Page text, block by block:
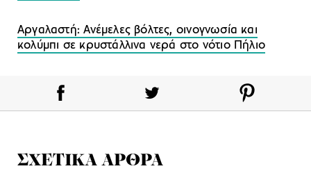
Αργαλαστή: Ανέμελες βόλτες, οινογνωσία και
κολύμπι σε κρυστάλλινα νερά στο νότιο Πήλιο
ΣΧΕΤΙΚΑ ΑΡΘΡΑ